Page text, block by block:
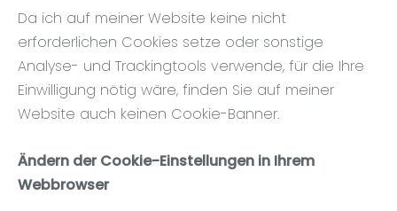
Da ich auf meiner Website keine nicht
erforderlichen Cookies setze oder sonstige
Analyse- und Trackingtools verwende, für die Ihre
Einwilligung nötig wäre, finden Sie auf meiner
Website auch keinen Cookie-Banner.
Ändern der Cookie-Einstellungen in Ihrem
Webbrowser